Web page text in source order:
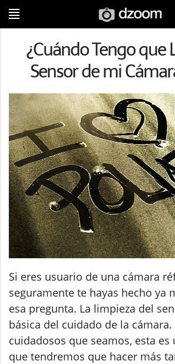
¿Cuándo Tengo que
Sensor de mi
Si eres usuario de una cámara
seguramente te hayas hecho ya
esa pregunta. La limpieza del
básica del cuidado de la
cuidadosos que seamos, esta es
que tendremos que hacer más